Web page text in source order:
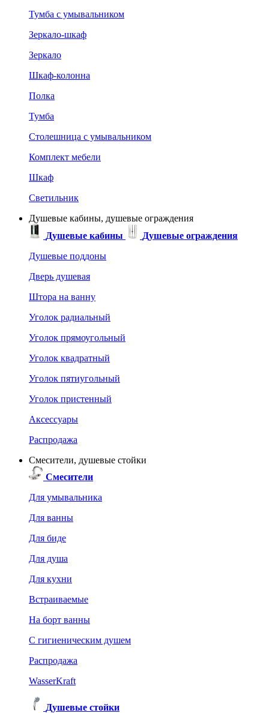
Тумба с умывальником
Зеркало-шкаф
Зеркало
Шкаф-колонна
Полка
Тумба
Столешница с умывальником
Комплект мебели
Шкаф
Светильник
Душевые кабины, душевые ограждения
Душевые кабины
Душевые ограждения
Душевые поддоны
Дверь душевая
Штора на ванну
Уголок радиальный
Уголок прямоугольный
Уголок квадратный
Уголок пятиугольный
Уголок пристенный
Аксессуары
Распродажа
Смесители, душевые стойки
Смесители
Для умывальника
Для ванны
Для биде
Для душа
Для кухни
Встраиваемые
На борт ванны
C гигиеническим душем
Распродажа
WasserKraft
Душевые стойки